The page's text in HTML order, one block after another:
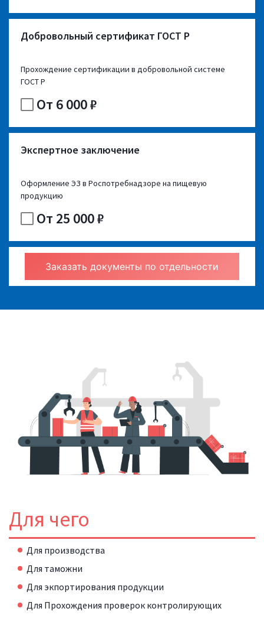
Добровольный сертификат ГОСТ Р
Прохождение сертификации в добровольной системе
ГОСТ Р
От 6 000 ₽
Экспертное заключение
Оформление ЭЗ в Роспотребнадзоре на пищевую
продукцию
От 25 000 ₽
Заказать документы по отдельности
Для чего
Для производства
Для таможни
Для экпортирования продукции
Для Прохождения проверок контролирующих